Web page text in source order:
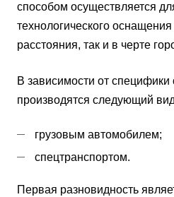
способом осуществляется
технологического
расстояния, так и в черте
В зависимости от специфики
производятся следующий
грузовым автомобилем;
спецтранспортом.
Первая разновидность